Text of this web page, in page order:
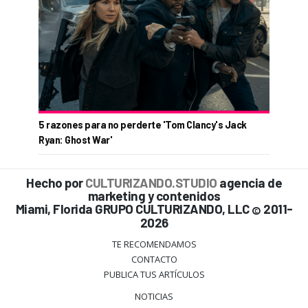
5 razones para no perderte 'Tom Clancy's Jack
Ryan: Ghost War'
Hecho porCULTURIZANDO.STUDIO agencia de
marketing y contenidos
Miami, Florida GRUPO CULTURIZANDO, LLC © 2011-
2026
TE RECOMENDAMOS
CONTACTO
PUBLICA TUS ARTÍCULOS
NOTICIAS